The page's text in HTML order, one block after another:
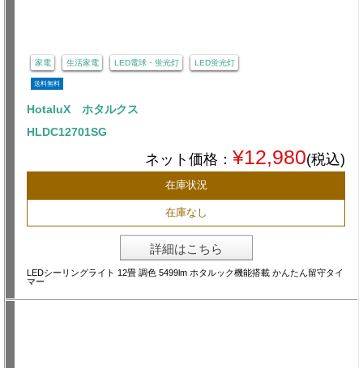
家電 生活家電 LED電球・蛍光灯 LED蛍光灯
送料無料
HotaluX ホタルクス
HLDC12701SG
ネット価格： ¥12,980(税込)
在庫状況
在庫なし
詳細はこちら
LEDシーリングライト 12畳 調色 5499lm ホタルック機能搭載 かんたん留守タイ
マー